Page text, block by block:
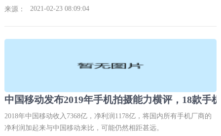
视无法开机，无法通过正常的渠道恢复出厂设置，那如何强制恢复出
来源： 2021-02-23 08:09:04
2018年中国移动收入7368亿，净利润1178亿，将国内所有手机厂商的
净利润加起来与中国移动来比，可能仍然相距甚远。